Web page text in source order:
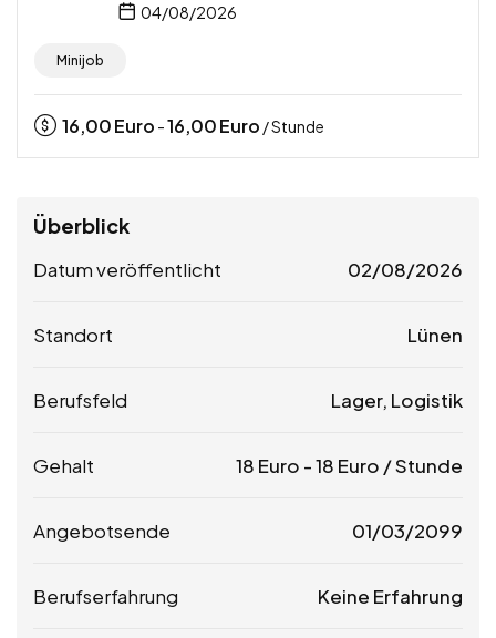
04/08/2026
Minijob
16,00Euro -16,00Euro / Stunde
Überblick
Datum veröffentlicht 02/08/2026
Standort Lünen
Berufsfeld Lager, Logistik
Gehalt 18 Euro -18 Euro / Stunde
Angebotsende 01/03/2099
Berufserfahrung Keine Erfahrung